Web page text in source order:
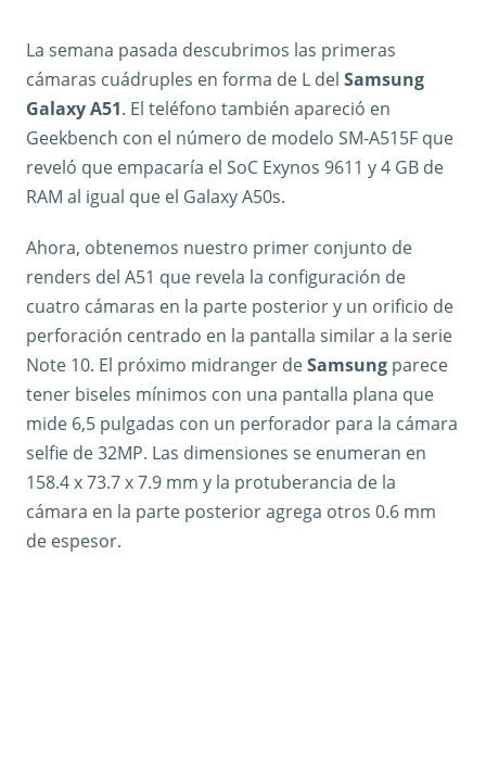
La semana pasada descubrimos las primeras
cámaras cuádruples en forma de L del Samsung
Galaxy A51. El teléfono también apareció en
Geekbench con el número de modelo SM-A515F que
reveló que empacaría el SoC Exynos 9611 y 4 GB de
RAM al igual que el Galaxy A50s.
Ahora, obtenemos nuestro primer conjunto de
renders del A51 que revela la configuración de
cuatro cámaras en la parte posterior y un orificio de
perforación centrado en la pantalla similar a la serie
Note 10. El próximo midranger deSamsung parece
tener biseles mínimos con una pantalla plana que
mide 6,5 pulgadas con un perforador para la cámara
selfie de 32MP. Las dimensiones se enumeran en
158.4 x 73.7 x 7.9 mm y la protuberancia de la
cámara en la parte posterior agrega otros 0.6 mm
de espesor.